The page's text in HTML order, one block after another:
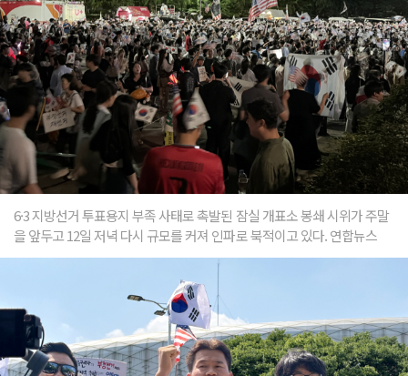
6·3 지방선거 투표용지 부족 사태로 촉발된 잠실 개표소 봉쇄 시위가 주말
을 앞두고 12일 저녁 다시 규모를 커져 인파로 북적이고 있다. 연합뉴스